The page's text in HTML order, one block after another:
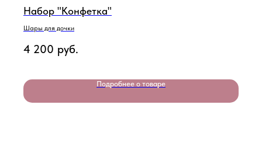
Набор "Конфетка"
Шары для дочки
4 200 руб.
Подробнее о товаре